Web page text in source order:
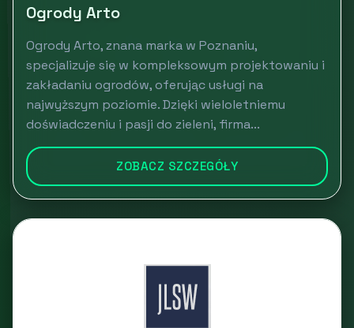
Ogrody Arto
Ogrody Arto, znana marka w Poznaniu,
specjalizuje się w kompleksowym projektowaniu i
zakładaniu ogrodów, oferując usługi na
najwyższym poziomie. Dzięki wieloletniemu
doświadczeniu i pasji do zieleni, firma...
ZOBACZ SZCZEGÓŁY